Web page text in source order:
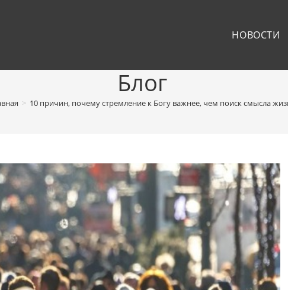
НОВОСТИ
Блог
> 10 причин, почему стремление к Богу важнее, чем поиск смысла